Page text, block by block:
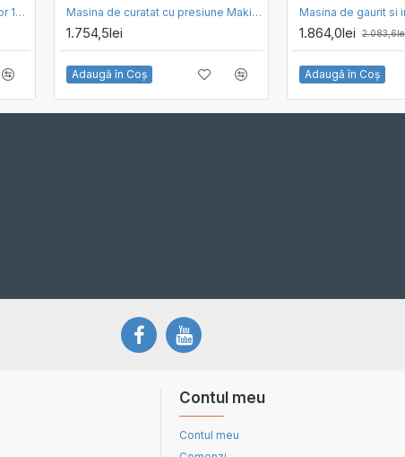
Set incarcator rapid si acumulator 18V 1.5 Ah Black Decker BDC1A15-QW Masina de curatat cu presiune Makita HW1200
1.754,5lei
Adaugă în Coş
1.864,0lei
Adaugă în Coş
Contul meu
Contul meu